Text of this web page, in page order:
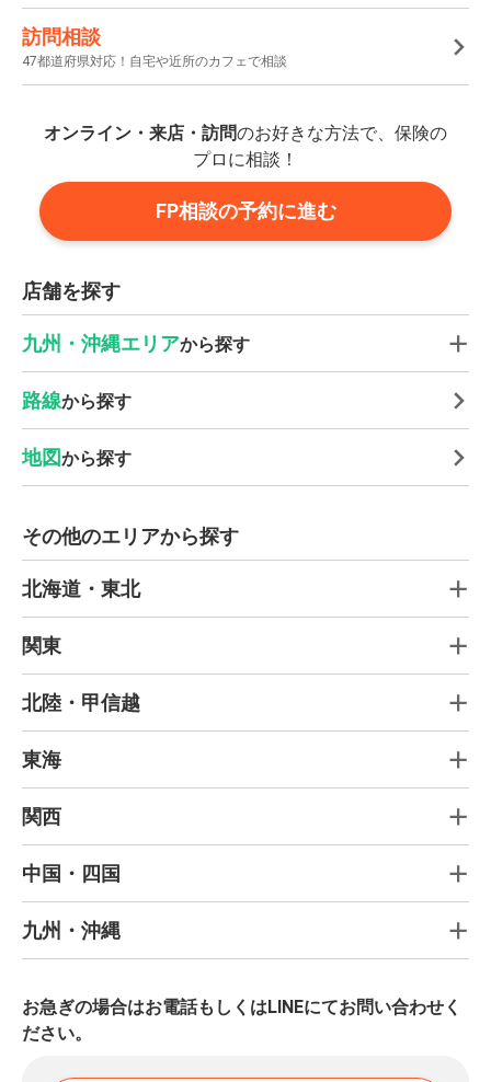
訪問相談
47都道府県対応！自宅や近所のカフェで相談
オンライン・来店・訪問のお好きな方法で、保険の
プロに相談！
FP相談の予約に進む
店舗を探す
九州・沖縄エリアから探す
路線から探す
地図から探す
その他のエリアから探す
北海道・東北
関東
北陸・甲信越
東海
関西
中国・四国
九州・沖縄
お急ぎの場合はお電話もしくはLINEにてお問い合わせく
ださい。